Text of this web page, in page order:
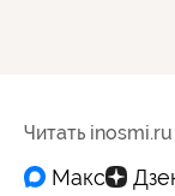
Читать inosmi.ru